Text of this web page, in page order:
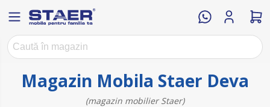
Magazin Mobila Staer Deva
(magazin mobilier Staer)